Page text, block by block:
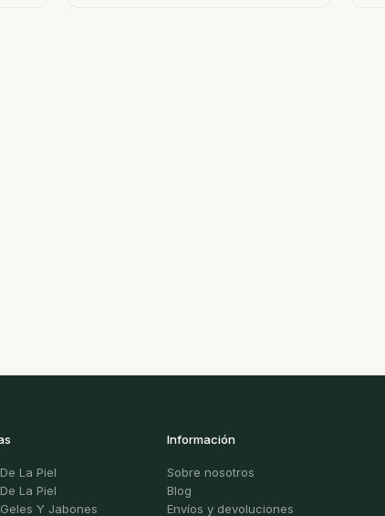
La Piel
La Piel
Y Jabones
Información
Sobre nosotros
Blog
Envíos y devoluciones